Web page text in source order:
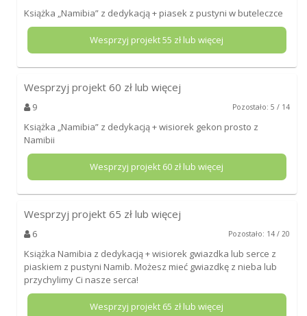
Książka „Namibia” z dedykacją + piasek z pustyni w buteleczce
Wesprzyj projekt55 zł lub więcej
Wesprzyj projekt 60 zł lub więcej
9 Pozostało: 5 / 14
Książka „Namibia” z dedykacją + wisiorek gekon prosto z
Namibii
Wesprzyj projekt 60 zł lub więcej
Wesprzyj projekt 65 zł lub więcej
6 Pozostało: 14 / 20
Książka Namibia z dedykacją + wisiorek gwiazdka lub serce z
piaskiem z pustyni Namib. Możesz mieć gwiazdkę z nieba lub
przychylimy Ci nasze serca!
Wesprzyj projekt 65 zł lub więcej